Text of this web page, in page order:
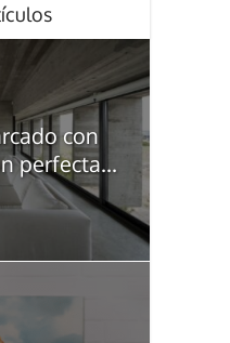
con
perfecta...